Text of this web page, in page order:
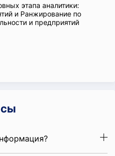
этапа аналитики:
и Ранжирование по
и предприятий